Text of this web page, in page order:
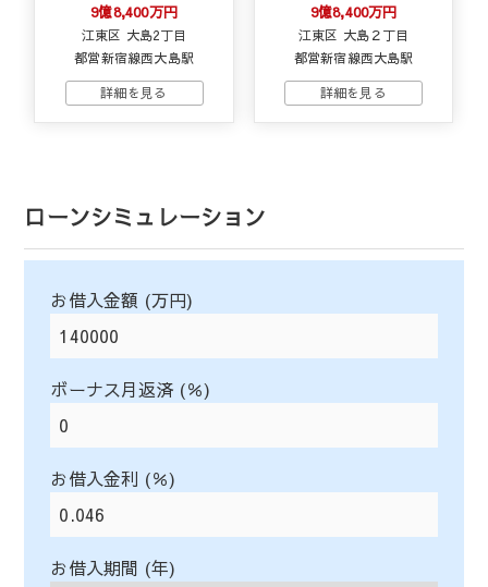
9億8,400万円
江東区 大島2丁目
都営新宿線西大島駅
9億8,400万円
江東区 大島２丁目
都営新宿線西大島駅
ローンシミュレーション
お借入金額 (万円)
ボーナス月返済 (％)
お借入金利 (％)
お借入期間 (年)